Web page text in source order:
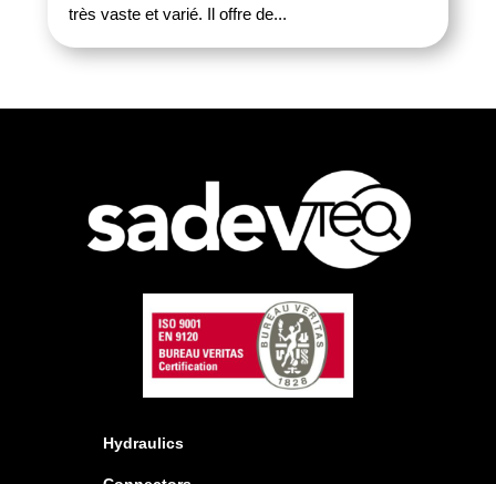
très vaste et varié. Il offre de...
Hydraulics